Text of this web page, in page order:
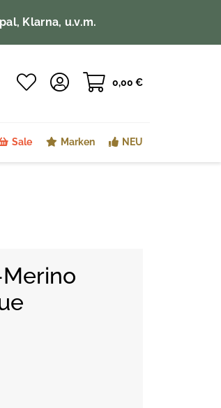
Klarna, u.v.m.
0,00 €
Sale Marken NEU